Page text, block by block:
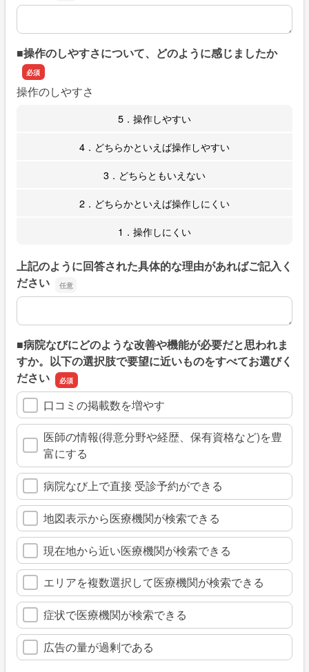
上記のように回答された具体的な理由があればご記入くだ
■操作のしやすさについて、どのように感じましたか
操作のしやすさ
5．操作しやすい
4．どちらかといえば操作しやすい
3．どちらともいえない
2．どちらかといえば操作しにくい
1．操作しにくい
上記のように回答された具体的な理由があればご記入く
ださい
上記のように回答された具体的な理由があればご記入くだ
■病院なびにどのような改善や機能が必要だと思われま
すか。以下の選択肢で要望に近いものをすべてお選びく
ださい
口コミの掲載数を増やす
医師の情報(得意分野や経歴、保有資格など)を豊
富にする
病院なび上で直接 受診予約ができる
地図表示から医療機関が検索できる
現在地から近い医療機関が検索できる
エリアを複数選択して医療機関が検索できる
症状で医療機関が検索できる
広告の量が過剰である